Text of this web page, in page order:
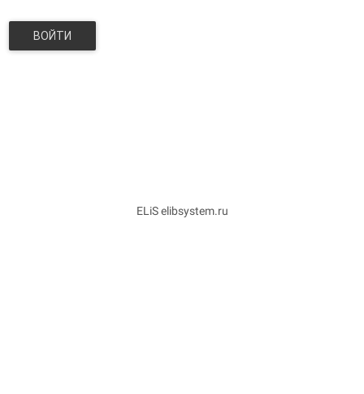
ВОЙТИ
ELiS elibsystem.ru